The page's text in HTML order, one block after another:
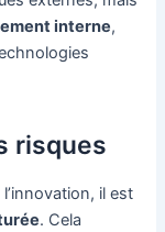
interne,
risques
il est
. Cela